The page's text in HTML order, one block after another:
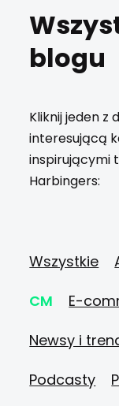
blogu
Kliknij jeden
interesującą
inspirującymi
Harbingers:
Wszystkie
CM
E-
Newsy i
Podcasty